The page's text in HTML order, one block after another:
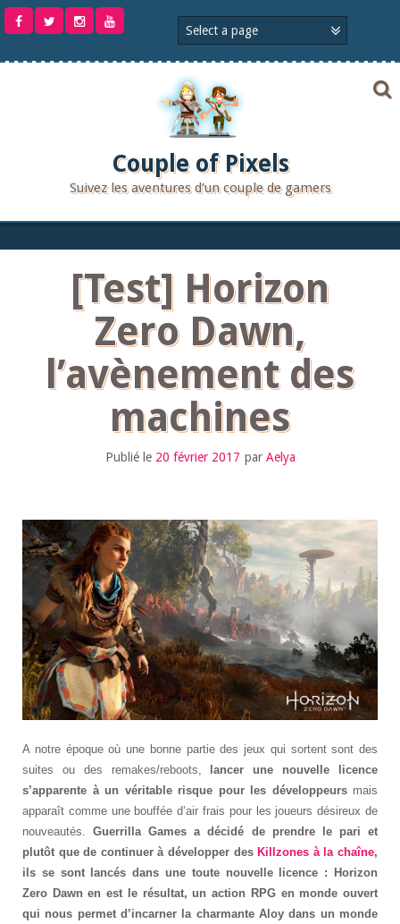
Aller
Couple of Pixels
Suivez les aventures d'un couple de gamers
[Test] Horizon
Zero Dawn,
l’avènement des
machines
Publié le 20 février 2017 par Aelya
A notre époque où une bonne partie des jeux qui sortent sont des
suites ou des remakes/reboots, lancer une nouvelle licence
s’apparente à un véritable risque pour les développeursmais
apparaît comme une bouffée d’air frais pour les joueurs désireux de
nouveautés.Guerrilla Games a décidé de prendre le pari et
plutôt que de continuer à développer desKillzones à la chaîne,
ils se sont lancés dans une toute nouvelle licence : Horizon
Zero Dawn en est le résultat, un action RPG en monde ouvert
qui nous permet d’incarner la charmante Aloy dans un monde